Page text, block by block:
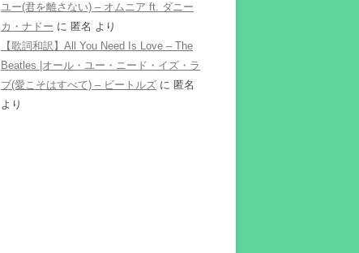
ユー(君を離さない) – オムニア ft. ダニー
カ・ナドー に 匿名 より
【歌詞和訳】All You Need Is Love – The
Beatles |オール・ユー・ニード・イズ・ラ
ブ(愛こそはすべて) – ビートルズ に 匿名
より